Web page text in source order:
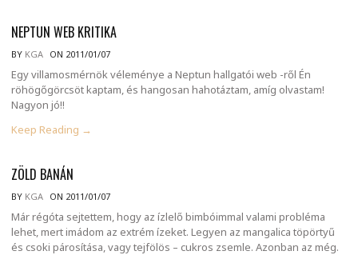
NEPTUN WEB KRITIKA
BY KGA ON 2011/01/07
Egy villamosmérnök véleménye a Neptun hallgatói web -ről Én
röhögőgörcsöt kaptam, és hangosan hahotáztam, amíg olvastam!
Nagyon jó!!
Keep Reading →
ZÖLD BANÁN
BY KGA ON 2011/01/07
Már régóta sejtettem, hogy az ízlelő bimbóimmal valami probléma
lehet, mert imádom az extrém ízeket. Legyen az mangalica töpörtyű
és csoki párosítása, vagy tejfölös – cukros zsemle. Azonban az még.